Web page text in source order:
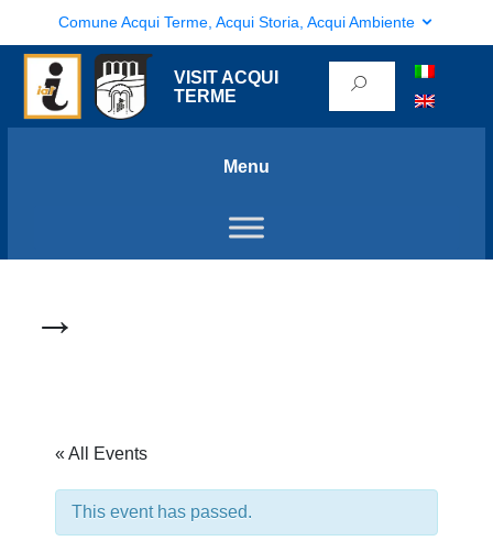
Comune Acqui Terme, Acqui Storia, Acqui Ambiente
VISIT ACQUI
TERME
Menu
→
« All Events
This event has passed.